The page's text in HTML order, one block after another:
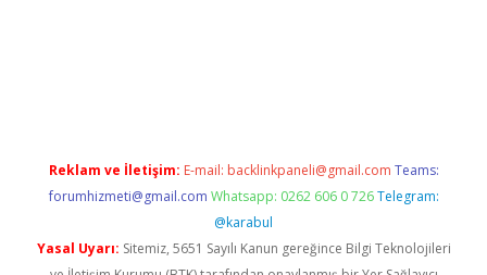
Reklam ve İletişim: E-mail: backlinkpaneli@gmail.com Teams:
forumhizmeti@gmail.com Whatsapp: 0262 606 0 726 Telegram:
@karabul
Yasal Uyarı: Sitemiz, 5651 Sayılı Kanun gereğince Bilgi Teknolojileri